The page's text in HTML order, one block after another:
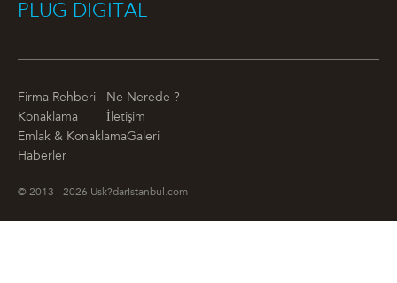
PLUG DIGITAL
Firma Rehberi
Ne Nerede ?
Konaklama
İletişim
Emlak & KonaklamaGaleri
Haberler
© 2013 - 2026 Usk?darIstanbul.com